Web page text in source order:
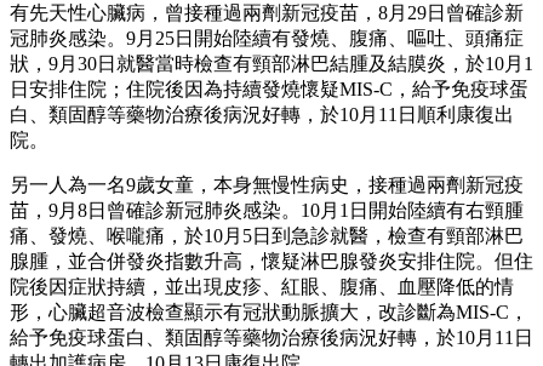
有先天性心臟病，曾接種過兩劑新冠疫苗，8月29日曾確診新
冠肺炎感染。9月25日開始陸續有發燒、腹痛、嘔吐、頭痛症
狀，9月30日就醫當時檢查有頸部淋巴結腫及結膜炎，於10月1
日安排住院；住院後因為持續發燒懷疑MIS-C，給予免疫球蛋
白、類固醇等藥物治療後病況好轉，於10月11日順利康復出
院。
另一人為一名9歲女童，本身無慢性病史，接種過兩劑新冠疫
苗，9月8日曾確診新冠肺炎感染。10月1日開始陸續有右頸腫
痛、發燒、喉嚨痛，於10月5日到急診就醫，檢查有頸部淋巴
腺腫，並合併發炎指數升高，懷疑淋巴腺發炎安排住院。但住
院後因症狀持續，並出現皮疹、紅眼、腹痛、血壓降低的情
形，心臟超音波檢查顯示有冠狀動脈擴大，改診斷為MIS-C，
給予免疫球蛋白、類固醇等藥物治療後病況好轉，於10月11日